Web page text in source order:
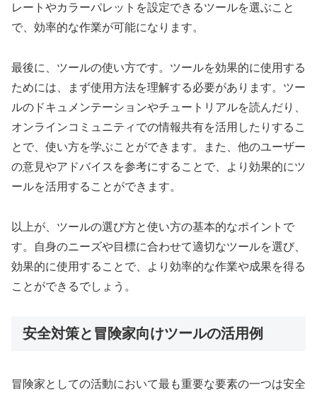
レートやカラーパレットを設定できるツールを選ぶこと
で、効率的な作業が可能になります。
最後に、ツールの使い方です。ツールを効果的に使用する
ためには、まず使用方法を理解する必要があります。ツー
ルのドキュメンテーションやチュートリアルを読んだり、
オンラインコミュニティでの情報共有を活用したりするこ
とで、使い方を学ぶことができます。また、他のユーザー
の意見やアドバイスを参考にすることで、より効果的にツ
ールを活用することができます。
以上が、ツールの選び方と使い方の基本的なポイントで
す。自身のニーズや目標に合わせて適切なツールを選び、
効果的に使用することで、より効率的な作業や成果を得る
ことができるでしょう。
安全対策と冒険家向けツールの活用例
冒険家としての活動において最も重要な要素の一つは安全